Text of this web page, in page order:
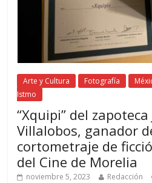
Arte y Cultura Fotografía
Istmo
“Xquipi” del
Villalobos, ganador
cortometraje de
del Cine de Morelia
noviembre 5, 2023 Redacción